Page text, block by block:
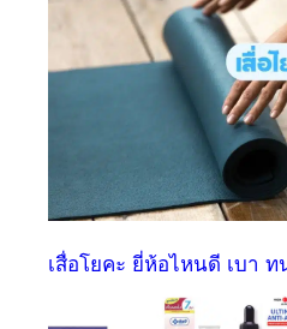
เสื่อโยคะ ยี่ห้อไหนดี เบา